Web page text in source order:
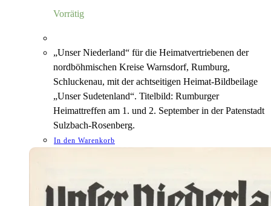
Vorrätig
„Unser Niederland“ für die Heimatvertriebenen der
nordböhmischen Kreise Warnsdorf, Rumburg,
Schluckenau, mit der achtseitigen Heimat-Bildbeilage
„Unser Sudetenland“. Titelbild: Rumburger
Heimattreffen am 1. und 2. September in der Patenstadt
Sulzbach-Rosenberg.
In den Warenkorb